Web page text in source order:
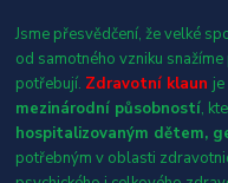
Jsme přesvědčení, že velké
od samotného vzniku
potřebují. Zdravotní klaun je
mezinárodní působností,
hospitalizovaným dětem,
potřebným v oblasti